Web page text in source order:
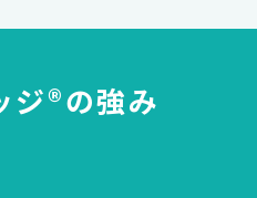
ジ®の強み